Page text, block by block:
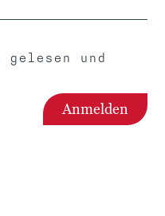
Workshops
Über mich
Kontakt
gelesen und
Anmelden